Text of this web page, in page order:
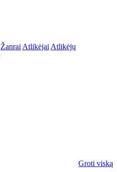
Žanrai Atlikėjai Atlikėjų
Groti viską